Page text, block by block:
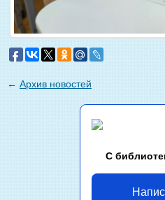
← Архив новостей
С